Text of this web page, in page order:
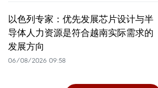
以色列专家：优先发展芯片设计与半
导体人力资源是符合越南实际需求的
发展方向
06/08/2026 09:58